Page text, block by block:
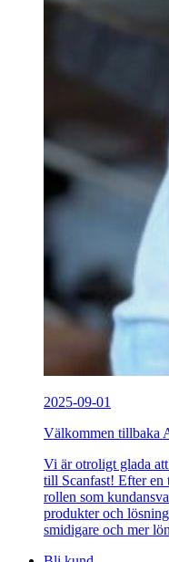
2025-09-01
Välkommen tillbaka
Vi är otroligt glada
till Scanfast! Efter en
rollen som
produkter och
smidigare och mer